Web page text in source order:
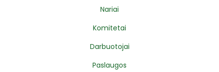
Nariai
Komitetai
Darbuotojai
Paslaugos